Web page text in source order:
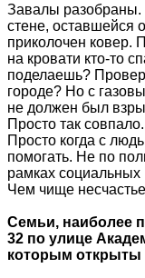
Завалы разобраны.
стене, оставшейся
приколочен ковер.
на кровати кто-то
поделаешь?
городе? Но с
не должен был
Просто так
Просто когда с
помогать. Не по
рамках социальных
Чем чище
Семьи, наиболее
32 по улице
которым открыты